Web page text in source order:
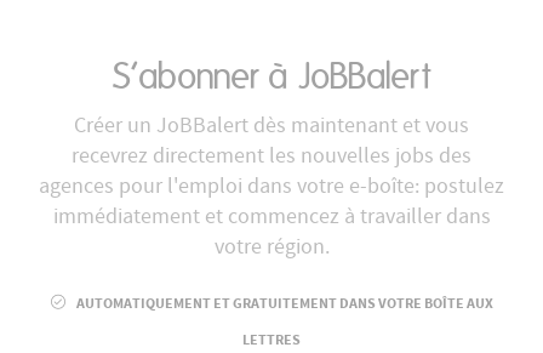
S’abonner à JoBBalert
Créer un JoBBalert dès maintenant et vous
recevrez directement les nouvelles jobs des
agences pour l'emploi dans votre e-boîte: postulez
immédiatement et commencez à travailler dans
votre région.
AUTOMATIQUEMENT ET GRATUITEMENT DANS VOTRE BOÎTE AUX
LETTRES